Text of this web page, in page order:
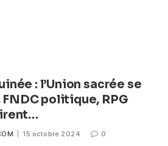
: l’Union sacrée se
politique, RPG
15 octobre 2024 0